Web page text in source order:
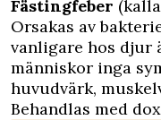
Fästingfeber
Orsakas av
vanligare hos djur
människor inga
huvudvärk,
Behandlas med